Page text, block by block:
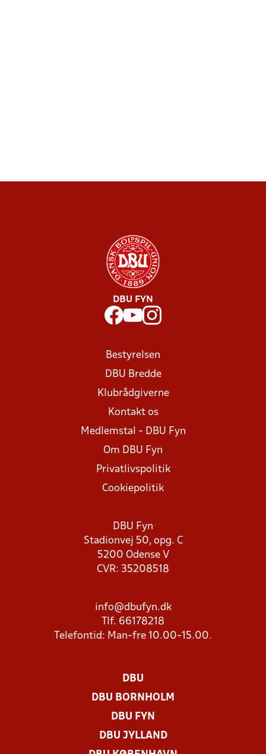
DBU FYN
Bestyrelsen
DBU Bredde
Klubrådgiverne
Kontakt os
Medlemstal - DBU Fyn
Om DBU Fyn
Privatlivspolitik
Cookiepolitik
DBU Fyn
Stadionvej 50, opg. C
5200 Odense V
CVR: 35208518
info@dbufyn.dk
Tlf. 66178218
Telefontid: Man-fre 10.00-15.00.
DBU
DBU BORNHOLM
DBU FYN
DBU JYLLAND